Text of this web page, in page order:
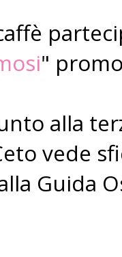
"
alla
vede
Guida